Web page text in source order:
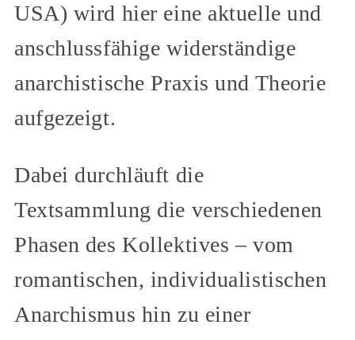
USA) wird hier eine aktuelle und
anschlussfähige widerständige
anarchistische Praxis und Theorie
aufgezeigt.
Dabei durchläuft die
Textsammlung die verschiedenen
Phasen des Kollektives – vom
romantischen, individualistischen
Anarchismus hin zu einer